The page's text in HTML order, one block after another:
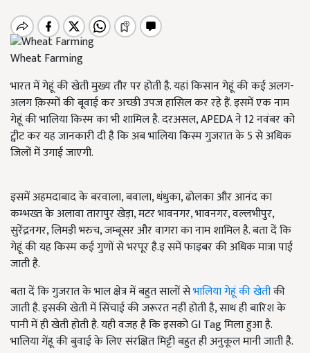
Wheat Farming
भारत में गेहूं की खेती मुख्य तौर पर होती है. यहां किसान गेहूं की कई अलग-
अलग क़िस्मों की बूवाई कर अच्छी उपज हासिल कर रहे हैं. इसमें एक नाम
गेहूं की भालिया किस्म का भी शामिल है. दरअसल, APEDA ने 12 नवंबर को
ट्वीट कर यह जानकारी दी है कि अब भालिया किस्म गुजरात के 5 से अधिक
जिलों में उगाई जाएगी.
इसमें अहमदाबाद के बरवाला, बवाला, धंधुका, ढोलका और आनंद का
कम्भख्त के अलावा तारापुर खेड़ा, मटर भावनगर, भावनगर, वल्लभीपुर,
सुरेंद्रनगर, लिमड़ी भरुच, जम्बूसर और वागरा का नाम शामिल है. बता दें कि
गेहूं की यह किस्म कई गुणों से भरपूर है.इ समें फाइबर की अधिक मात्रा पाई
जाती है.
बता दें कि गुजरात के भाल क्षेत्र में बहुत सालों सेभालिया गेहूं की खेतीकी
जाती है. इसकी खेती में सिंचाई की जरूरत नहीं होती है, साथ ही बारिश के
पानी में ही खेती होती है. यही वजह है कि इसको GI Tag मिला हुआ है.
भालिया गेंहू की बुवाई के लिए संरक्षित मिट्टी बहुत ही अनुकूल मानी जाती है.